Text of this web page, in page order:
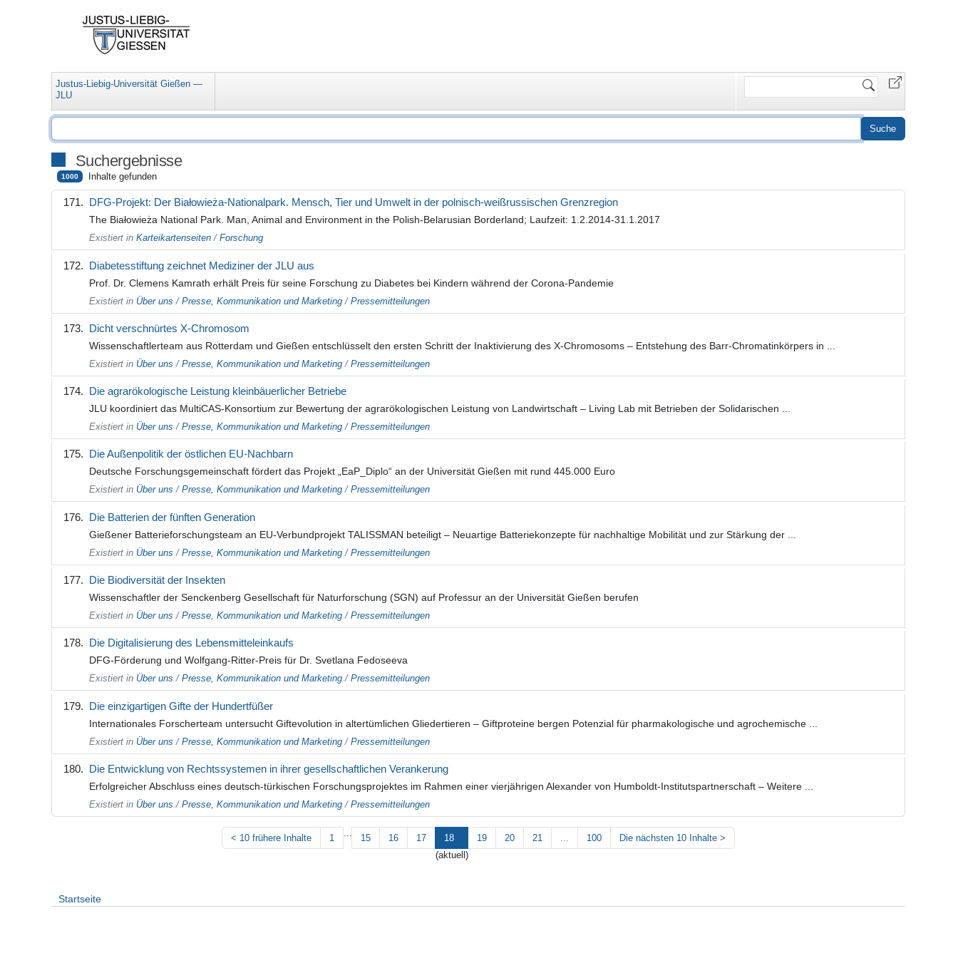
Justus-Liebig-Universität Gießen —
JLU
Website
Suchergebnisse
1000 Inhalte gefunden
DFG-Projekt: Der Białowieża-Nationalpark. Mensch, Tier und Umwelt in der polnisch-weißrussischen Grenzregion
The Białowieża National Park. Man, Animal and Environment in the Polish-Belarusian Borderland; Laufzeit: 1.2.2014-31.1.2017
Existiert in Karteikartenseiten / Forschung
Diabetesstiftung zeichnet Mediziner der JLU aus
Prof. Dr. Clemens Kamrath erhält Preis für seine Forschung zu Diabetes bei Kindern während der Corona-Pandemie
Existiert in Über uns / Presse, Kommunikation und Marketing / Pressemitteilungen
Dicht verschnürtes X-Chromosom
Wissenschaftlerteam aus Rotterdam und Gießen entschlüsselt den ersten Schritt der Inaktivierung des X-Chromosoms – Entstehung des Barr-Chromatinkörpers in ...
Existiert in Über uns / Presse, Kommunikation und Marketing / Pressemitteilungen
Die agrarökologische Leistung kleinbäuerlicher Betriebe
JLU koordiniert das MultiCAS-Konsortium zur Bewertung der agrarökologischen Leistung von Landwirtschaft – Living Lab mit Betrieben der Solidarischen ...
Existiert in Über uns / Presse, Kommunikation und Marketing / Pressemitteilungen
Die Außenpolitik der östlichen EU-Nachbarn
Deutsche Forschungsgemeinschaft fördert das Projekt „EaP_Diplo“ an der Universität Gießen mit rund 445.000 Euro
Existiert in Über uns / Presse, Kommunikation und Marketing / Pressemitteilungen
Die Batterien der fünften Generation
Gießener Batterieforschungsteam an EU-Verbundprojekt TALISSMAN beteiligt – Neuartige Batteriekonzepte für nachhaltige Mobilität und zur Stärkung der ...
Existiert in Über uns / Presse, Kommunikation und Marketing / Pressemitteilungen
Die Biodiversität der Insekten
Wissenschaftler der Senckenberg Gesellschaft für Naturforschung (SGN) auf Professur an der Universität Gießen berufen
Existiert in Über uns / Presse, Kommunikation und Marketing / Pressemitteilungen
Die Digitalisierung des Lebensmitteleinkaufs
DFG-Förderung und Wolfgang-Ritter-Preis für Dr. Svetlana Fedoseeva
Existiert in Über uns / Presse, Kommunikation und Marketing / Pressemitteilungen
Die einzigartigen Gifte der Hundertfüßer
Internationales Forscherteam untersucht Giftevolution in altertümlichen Gliedertieren – Giftproteine bergen Potenzial für pharmakologische und agrochemische ...
Existiert in Über uns / Presse, Kommunikation und Marketing / Pressemitteilungen
Die Entwicklung von Rechtssystemen in ihrer gesellschaftlichen Verankerung
Erfolgreicher Abschluss eines deutsch-türkischen Forschungsprojektes im Rahmen einer vierjährigen Alexander von Humboldt-Institutspartnerschaft – Weitere ...
Existiert in Über uns / Presse, Kommunikation und Marketing / Pressemitteilungen
< 10 frühere Inhalte 1 ... 15 16 17
18
(aktuell)
19 20 21 ... 100 Die nächsten 10 Inhalte >
Startseite